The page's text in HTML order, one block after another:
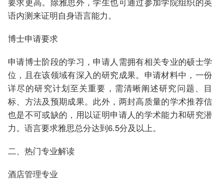
语内测来证明自身语言能力。
博士申请要求
申请博士阶段的学习，申请人需拥有相关专业的硕士学
位，且在该领域有深入的研究成果。申请材料中，一份
详尽的研究计划至关重要，需清晰阐述研究问题、目
标、方法及预期成果。此外，两封高质量的学术推荐信
也是不可或缺的，用以证明申请人的学术能力和研究潜
力。语言要求雅思总分达到6.5分及以上。
二、热门专业解读
酒店管理专业